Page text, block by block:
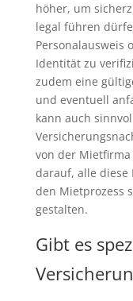
höher, um
legal führen
Personalausweis
Identität zu
zudem eine
und eventuell
kann auch
von der
darauf, alle diese
den Mietprozess
gestalten.
Gibt es